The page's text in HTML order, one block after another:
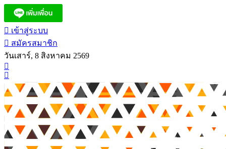
เข้าสู่ระบบ
สมัครสมาชิก
วันเสาร์, 8 สิงหาคม 2569